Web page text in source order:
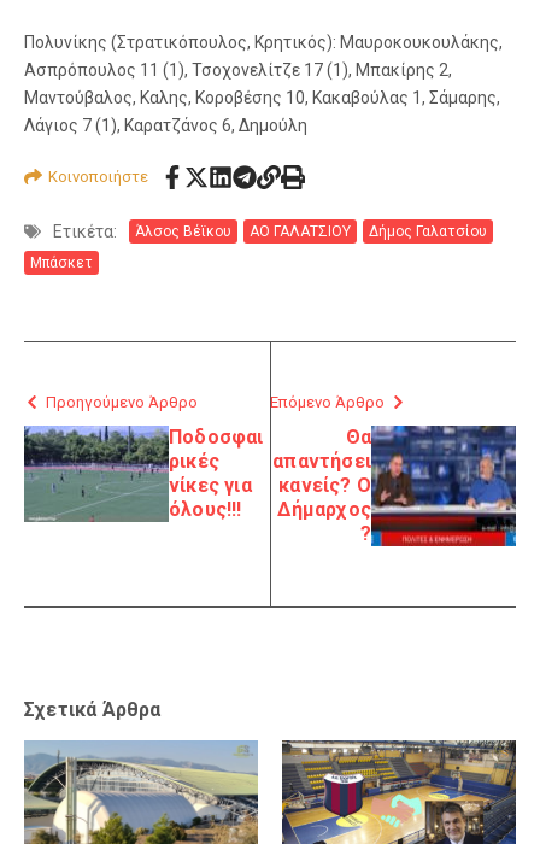
Πολυνίκης (Στρατικόπουλος, Κρητικός): Μαυροκουκουλάκης,
Ασπρόπουλος 11 (1), Τσοχονελίτζε 17 (1), Μπακίρης 2,
Μαντούβαλος, Καλης, Κοροβέσης 10, Κακαβούλας 1, Σάμαρης,
Λάγιος 7 (1), Καρατζάνος 6, Δημούλη
Κοινοποιήστε
Ετικέτα: Άλσος Βέϊκου ΑΟ ΓΑΛΑΤΣΙΟΥ
Δήμος Γαλατσίου
Μπάσκετ
Προηγούμενο Άρθρο
Ποδοσφαι
ρικές
νίκες για
όλους!!!
Επόμενο Άρθρο
Θα
απαντήσει
κανείς? Ο
Δήμαρχος
?
Σχετικά Άρθρα